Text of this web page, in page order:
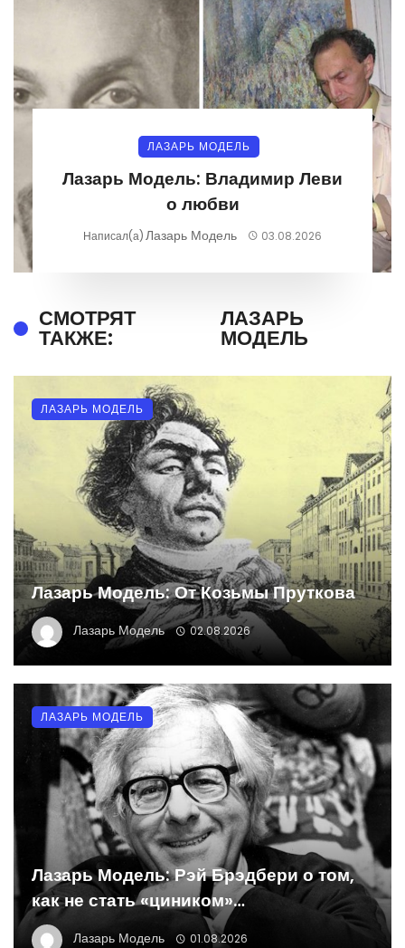
ЛАЗАРЬ МОДЕЛЬ
Лазарь Модель: Владимир Леви
о любви
Написал(а)Лазарь Модель 03.08.2026
СМОТРЯТ
ТАКЖЕ:
ЛАЗАРЬ
МОДЕЛЬ
Лазарь Модель: От Козьмы Пруткова
Лазарь Модель 02.08.2026
ЛАЗАРЬ МОДЕЛЬ
Лазарь Модель: Рэй Брэдбери о том,
как не стать «циником»…
Лазарь Модель 01.08.2026
ЛАЗАРЬ МОДЕЛЬ